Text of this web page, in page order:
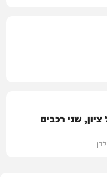
שני רכבים